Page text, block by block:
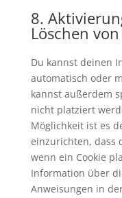
8.
Löschen
Du kannst deinen
automatisch oder
kannst außerdem
nicht platziert
Möglichkeit ist es
einzurichten, dass
wenn ein Cookie
Information über
Anweisungen in